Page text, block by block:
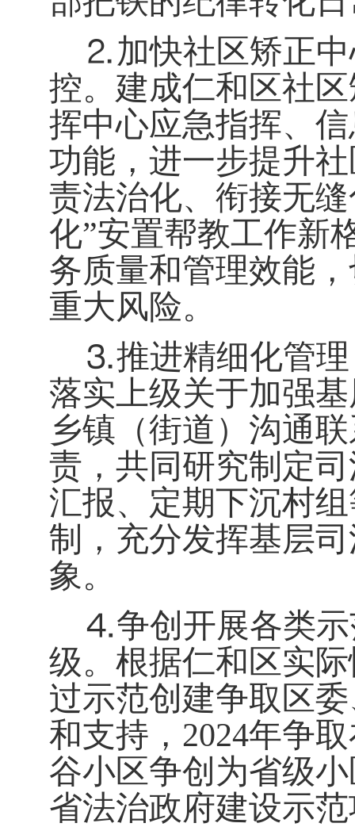
⒉加快社区矫正
控。 建成仁和区社
挥中心应急指挥、
功能，进一步提升
责法治化、衔接无
化”安置帮教工作新
务质量和管理效能
重大风险。
⒊推进精细化管
落实上级关于加强
乡镇（街道）沟通
责，共同研究制定
汇报、定期下沉村
制，充分发挥基层
象。
⒋争创开展各类
级。 根据仁和区实
过示范创建争取区
和支持， 2024年争
谷小区争创为省级
省法治政府建设示